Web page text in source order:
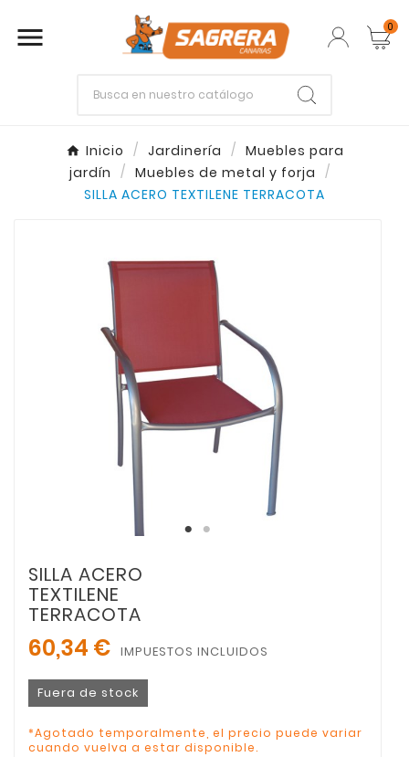
 0
Inicio Jardinería
Muebles para
jardín
Muebles de metal y forja
SILLA ACERO TEXTILENE TERRACOTA
SILLA ACERO
TEXTILENE
TERRACOTA
60,34 € IMPUESTOS INCLUIDOS
Fuera de stock
*Agotado temporalmente, el precio puede variar
cuando vuelva a estar disponible.
Enter Esc